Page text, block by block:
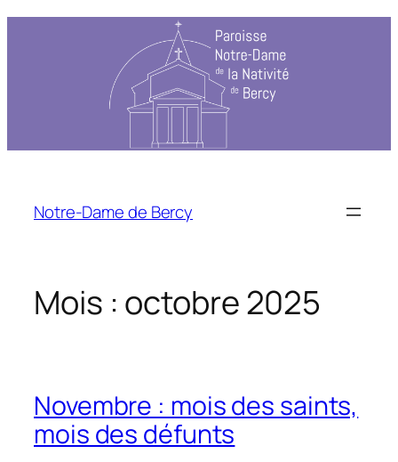
Notre-Dame de Bercy
Mois : octobre 2025
Novembre : mois des saints,
mois des défunts